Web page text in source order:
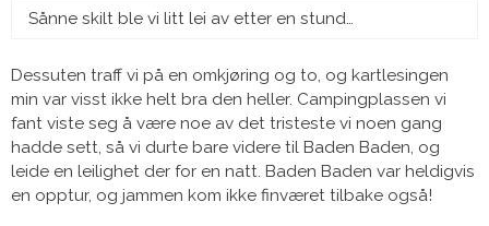
Sånne skilt ble vi litt lei av etter en stund…
Dessuten traff vi på en omkjøring og to, og kartlesingen
min var visst ikke helt bra den heller. Campingplassen vi
fant viste seg å være noe av det tristeste vi noen gang
hadde sett, så vi durte bare videre til Baden Baden, og
leide en leilighet der for en natt. Baden Baden var heldigvis
en opptur, og jammen kom ikke finværet tilbake også!